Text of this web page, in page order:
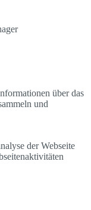
über das
und
der Webseite